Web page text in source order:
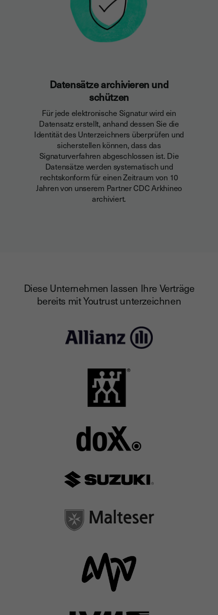
Datensätze archivieren und
schützen
Für jede elektronische Signatur wird ein
Datensatz erstellt, anhand dessen Sie die
Identität des Unterzeichners überprüfen und
sicherstellen können, dass das
Signaturverfahren abgeschlossen ist. Die
Datensätze werden systematisch und
rechtskonformfür einen Zeitraum von 10
Jahren von unserem Partner CDC Arkhineo
archiviert.
Diese Unternehmen lassen Ihre Verträge
bereits mit Youtrust unterzeichnen